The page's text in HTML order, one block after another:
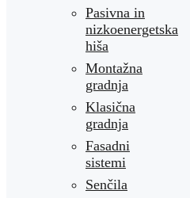
Pasivna in
nizkoenergetska
hiša
Montažna
gradnja
Klasična
gradnja
Fasadni
sistemi
Senčila